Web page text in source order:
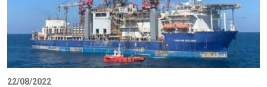
22/08/2022